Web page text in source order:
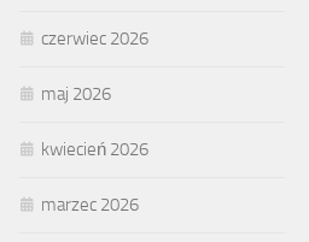
czerwiec 2026
maj 2026
kwiecień 2026
marzec 2026